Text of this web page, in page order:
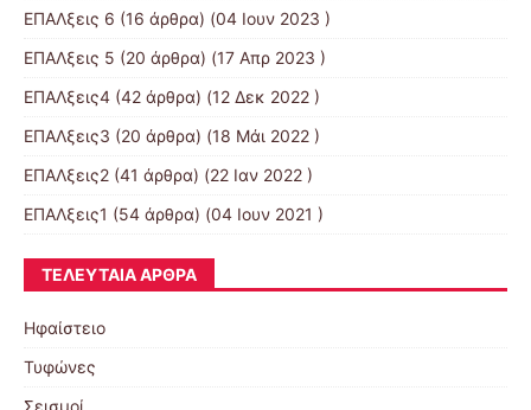
ΕΠΑΛξεις 6 (16 άρθρα) (04 Ιουν 2023 )
ΕΠΑΛξεις 5 (20 άρθρα) (17 Απρ 2023 )
ΕΠΑΛξεις4 (42 άρθρα) (12 Δεκ 2022 )
ΕΠΑΛξεις3 (20 άρθρα) (18 Μάι 2022 )
ΕΠΑΛξεις2 (41 άρθρα) (22 Ιαν 2022 )
ΕΠΑΛξεις1 (54 άρθρα) (04 Ιουν 2021 )
ΤΕΛΕΥΤΑΊΑ ΆΡΘΡΑ
Ηφαίστειο
Τυφώνες
Σεισμοί